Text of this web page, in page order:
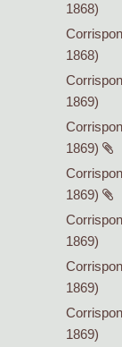
1868)
1868)
1869)
1869)
1869)
1869)
1869)
1869)